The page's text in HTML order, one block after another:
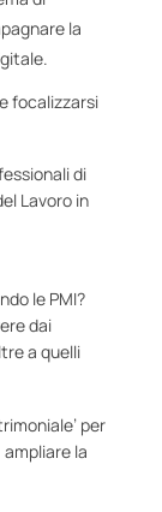
la
focalizzarsi
di
Lavoro in
le PMI?
dai
a quelli
per
la